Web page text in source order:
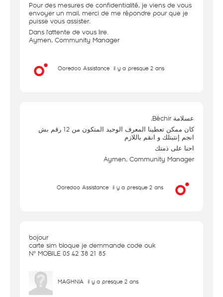
Pour des mesures de confidentialité, je viens de vous
envoyer un mail, merci de me répondre pour que je
puisse vous assister.
Dans l'attente de vous lire.
Aymen, Community Manager
Ooredoo Assistance il y a presque 2 ans
عسلامة Béchir,
كان ممكن تعطينا المعرف الوحيد المتكون من 12 رقم بش
انجم إنثبتلك و انقم باللازم
احنا على ذمتك
Aymen, Community Manager
Ooredoo Assistance il y a presque 2 ans
bojour
carte sim bloque je demmande code ouk
N° MOBILE 05 42 38 21 85
MAGHNIA il y a presque 2 ans